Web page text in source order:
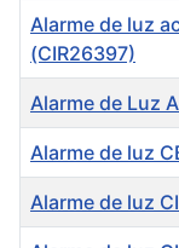
Alarme de luz
(CIR26397)
Alarme de Luz
Alarme de luz
Alarme de luz